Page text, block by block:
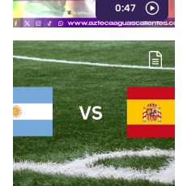
0:47